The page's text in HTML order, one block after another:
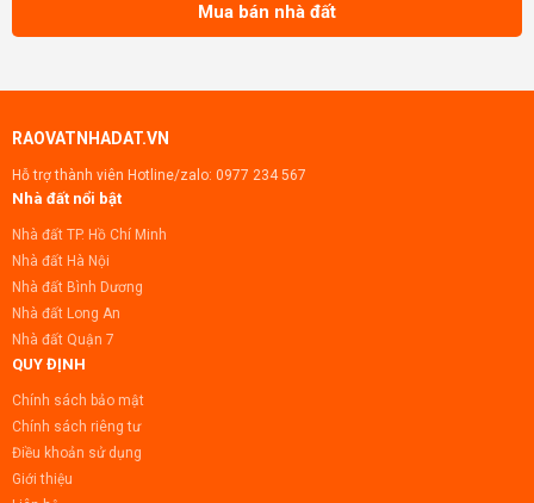
Mua bán nhà đất
RAOVATNHADAT.VN
Hỗ trợ thành viên Hotline/zalo: 0977 234 567
Nhà đất nổi bật
Nhà đất TP. Hồ Chí Minh
Nhà đất Hà Nội
Nhà đất Bình Dương
Nhà đất Long An
Nhà đất Quận 7
QUY ĐỊNH
Chính sách bảo mật
Chính sách riêng tư
Điều khoản sử dụng
Giới thiệu